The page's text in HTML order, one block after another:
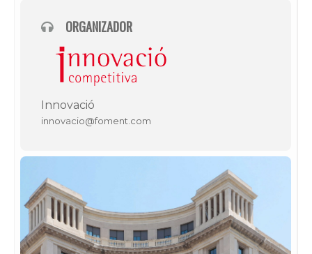
ORGANIZADOR
Innovació
innovacio@foment.com